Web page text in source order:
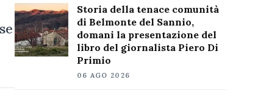
Storia della tenace comunità
di Belmonte del Sannio,
domani la presentazione del
libro del giornalista Piero Di
Primio
06 AGO 2026